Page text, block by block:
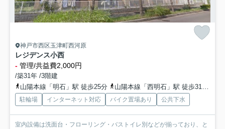
神戸市西区玉津町西河原
レジデンス小西
- 管理/共益費2,000円
/築31年 /3階建
山陽本線「明石」駅 徒歩25分
山陽本線「西明石」駅 徒歩31分
駐輪場 インターネット対応 バイク置場あり 公共下水
室内設備は洗面台・フローリング・バストイレ別などが揃っており、と